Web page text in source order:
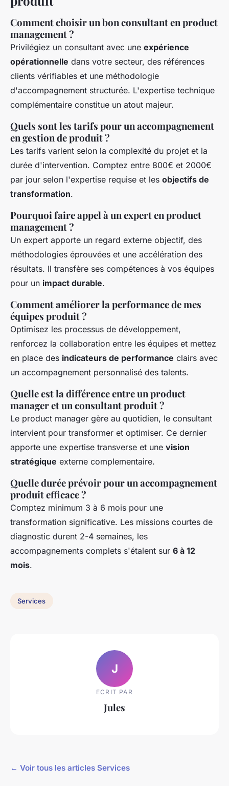
Comment choisir un bon consultant en product
management ?
Privilégiez un consultant avec une expérience
opérationnelle dans votre secteur, des références
clients vérifiables et une méthodologie
d'accompagnement structurée. L'expertise technique
complémentaire constitue un atout majeur.
Quels sont les tarifs pour un accompagnement
en gestion de produit ?
Les tarifs varient selon la complexité du projet et la
durée d'intervention. Comptez entre 800€ et 2000€
par jour selon l'expertise requise et les objectifs de
transformation.
Pourquoi faire appel à un expert en product
management ?
Un expert apporte un regard externe objectif, des
méthodologies éprouvées et une accélération des
résultats. Il transfère ses compétences à vos équipes
pour un impact durable.
Comment améliorer la performance de mes
équipes produit ?
Optimisez les processus de développement,
renforcez la collaboration entre les équipes et mettez
en place des indicateurs de performance clairs avec
un accompagnement personnalisé des talents.
Quelle est la différence entre un product
manager et un consultant produit ?
Le product manager gère au quotidien, le consultant
intervient pour transformer et optimiser. Ce dernier
apporte une expertise transverse et une vision
stratégique externe complementaire.
Quelle durée prévoir pour un accompagnement
produit efficace ?
Comptez minimum 3 à 6 mois pour une
transformation significative. Les missions courtes de
diagnostic durent 2-4 semaines, les
accompagnements complets s'étalent sur 6 à 12
mois.
Services
J
ECRIT PAR
Jules
← Voir tous les articles Services